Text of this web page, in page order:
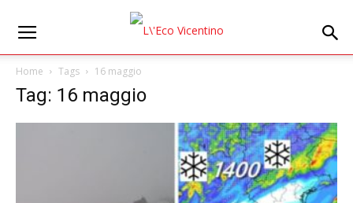
Home Tags 16 maggio
Tag: 16 maggio